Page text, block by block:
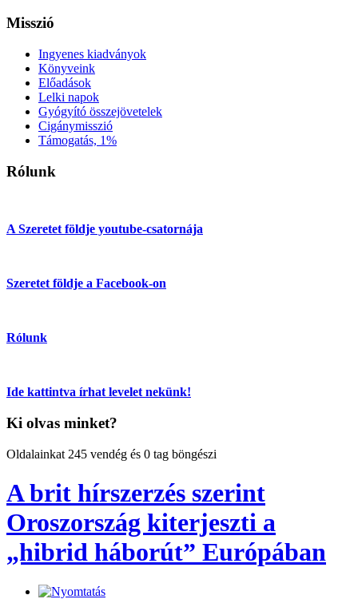
Misszió
Ingyenes kiadványok
Könyveink
Előadások
Lelki napok
Gyógyító összejövetelek
Cigánymisszió
Támogatás, 1%
Rólunk
A Szeretet földje youtube-csatornája
Szeretet földje a Facebook-on
Rólunk
Ide kattintva írhat levelet nekünk!
Ki olvas minket?
Oldalainkat 245 vendég és 0 tag böngészi
A brit hírszerzés szerint
Oroszország kiterjeszti a
„hibrid háborút” Európában